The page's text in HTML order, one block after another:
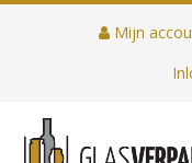
Mijn